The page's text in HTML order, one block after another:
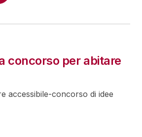
concorso per abitare
accessibile-concorso di idee